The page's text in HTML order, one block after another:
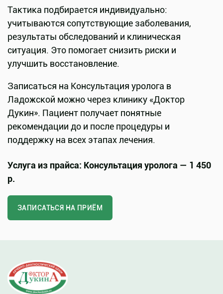
Тактика подбирается индивидуально:
учитываются сопутствующие заболевания,
результаты обследований и клиническая
ситуация. Это помогает снизить риски и
улучшить восстановление.
Записаться на Консультация уролога в
Ладожской можно через клинику «Доктор
Дукин». Пациент получает понятные
рекомендации до и после процедуры и
поддержку на всех этапах лечения.
Услуга из прайса: Консультация уролога — 1 450
р.
ЗАПИСАТЬСЯ НА ПРИЁМ